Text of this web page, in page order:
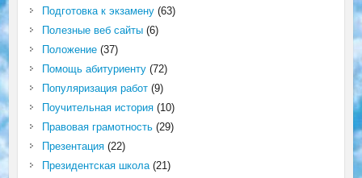
Подготовка к экзамену(63)
Полезные веб сайты(6)
Положение(37)
Помощь абитуриенту(72)
Популяризация работ(9)
Поучительная история(10)
Правовая грамотность(29)
Презентация(22)
Президентская школа(21)